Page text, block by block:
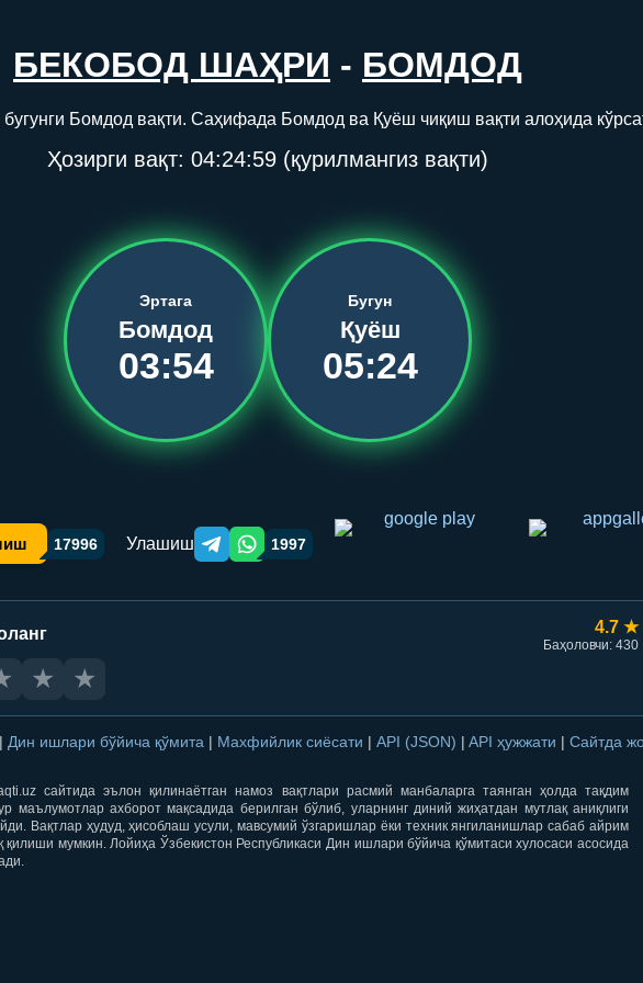
БЕКОБОД ШАҲРИ - БОМДОД
Бомдод вақти. Саҳифада Бомдод ва Қуёш чиқиш вақти алоҳида
Ҳозирги вақт: 04:24:59 (қурилмангиз вақти)
Эртага
Бомдод
03:54
Бугун
Қуёш
05:24
17996 Улашиш Telegram orqali ulashish
WhatsApp orqali ulashish
1997
4.7 ★
Баҳоловчи: 430
★ ★
| Дин ишлари бўйича қўмита | Махфийлик сиёсати | API (JSON) | API ҳужжати | Сайтда
сайтида эълон қилинаётган намоз вақтлари расмий манбаларга таянган ҳолда тақдим
маълумотлар ахборот мақсадида берилган бўлиб, уларнинг диний жиҳатдан мутлақ аниқлиги
Вақтлар ҳудуд, ҳисоблаш усули, мавсумий ўзгаришлар ёки техник янгиланишлар сабаб айрим
мумкин. Лойиҳа Ўзбекистон Республикаси Дин ишлари бўйича қўмитаси хулосаси асосида